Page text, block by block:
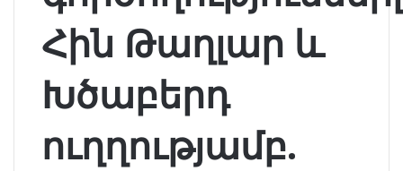
Հին Թաղլար և
Խծաբերդ
ուղղությամբ.